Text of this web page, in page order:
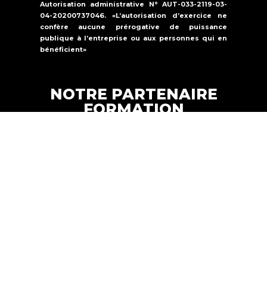
Autorisation administrative N° AUT-033-2119-03-
04-20200737046. «L’autorisation d’exercice ne
confère aucune prérogative de puissance
publique à l’entreprise ou aux personnes qui en
bénéficient»
NOTRE PARTENAIRE
FORMATION